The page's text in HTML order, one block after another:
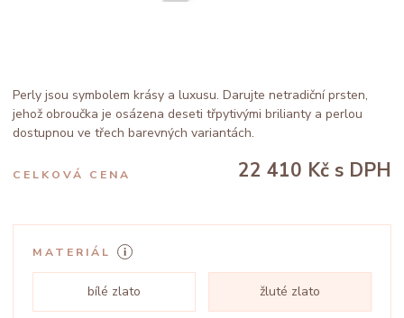
Perly jsou symbolem krásy a luxusu. Darujte netradiční prsten,
jehož obroučka je osázena deseti třpytivými brilianty a perlou
dostupnou ve třech barevných variantách.
CELKOVÁ CENA 22 410 Kč s DPH
MATERIÁL
bílé zlato žluté zlato